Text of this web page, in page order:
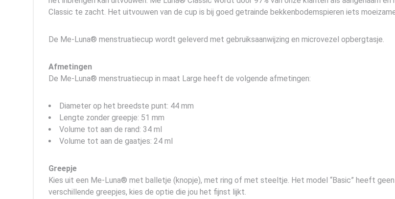
Classic te zacht. Het uitvouwen van de cup is bij goed getrainde bekkenbodemspieren iets
De Me-Luna® menstruatiecup wordt geleverd met gebruiksaanwijzing en microvezel opbergtasje.
Afmetingen
De Me-Luna® menstruatiecup in maat Large heeft de volgende afmetingen:
Diameter op het breedste punt: 44 mm
Lengte zonder greepje: 51 mm
Volume tot aan de rand: 34 ml
Volume tot aan de gaatjes: 24 ml
Greepje
Kies uit een Me-Luna® met balletje (knopje), met ring of met steeltje. Het model “Basic” heeft
verschillende greepjes, kies de optie die jou het fijnst lijkt.